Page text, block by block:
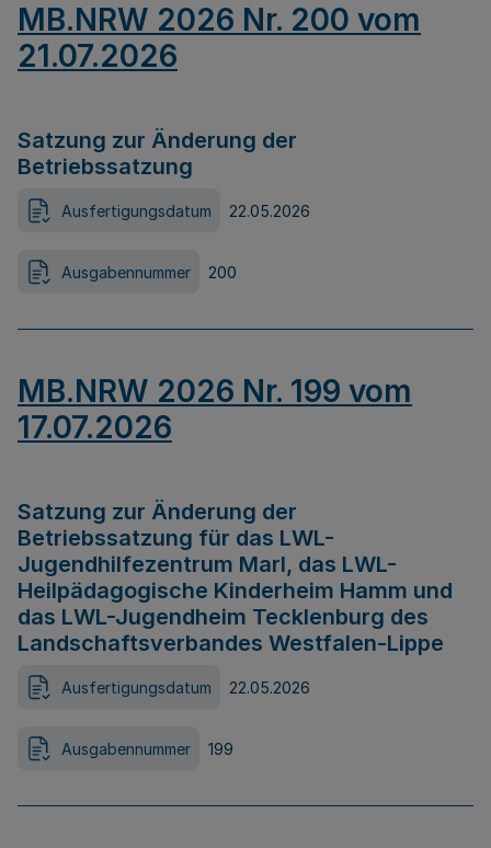
MB.NRW 2026 Nr. 200 vom
21.07.2026
Satzung zur Änderung der
Betriebssatzung
Ausfertigungsdatum 22.05.2026
Ausgabennummer 200
MB.NRW 2026 Nr. 199 vom
17.07.2026
Satzung zur Änderung der
Betriebssatzung für das LWL-
Jugendhilfezentrum Marl, das LWL-
Heilpädagogische Kinderheim Hamm und
das LWL-Jugendheim Tecklenburg des
Landschaftsverbandes Westfalen-Lippe
Ausfertigungsdatum 22.05.2026
Ausgabennummer 199